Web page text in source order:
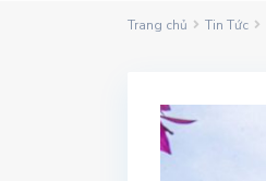
Trang chủ Tin Tức